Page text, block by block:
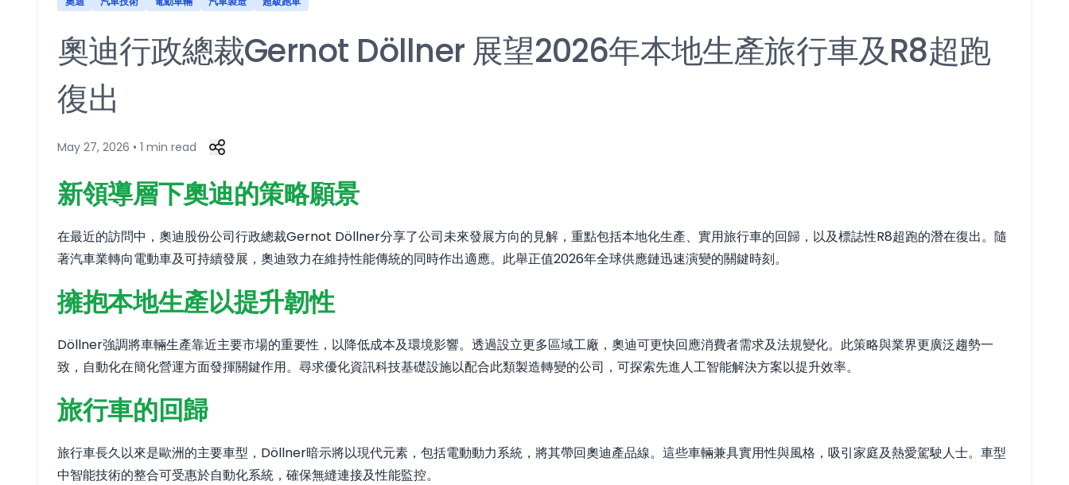
奧迪行政總裁Gernot Döllner 展望2026年本地生產旅行車及R8超跑
復出
May 27, 2026 • 1 min read
新領導層下奧迪的策略願景
在最近的訪問中，奧迪股份公司行政總裁Gernot Döllner分享了公司未來發展方向的見解，重點包括本地化生產、實用旅行車的回歸，以及標誌性R8超跑的潛在復出。隨
著汽車業轉向電動車及可持續發展，奧迪致力在維持性能傳統的同時作出適應。此舉正值2026年全球供應鏈迅速演變的關鍵時刻。
擁抱本地生產以提升韌性
Döllner強調將車輛生產靠近主要市場的重要性，以降低成本及環境影響。透過設立更多區域工廠，奧迪可更快回應消費者需求及法規變化。此策略與業界更廣泛趨勢一
致，自動化在簡化營運方面發揮關鍵作用。尋求優化資訊科技基礎設施以配合此類製造轉變的公司，可探索先進人工智能解決方案以提升效率。
旅行車的回歸
旅行車長久以來是歐洲的主要車型，Döllner暗示將以現代元素，包括電動動力系統，將其帶回奧迪產品線。這些車輛兼具實用性與風格，吸引家庭及熱愛駕駛人士。車型
中智能技術的整合可受惠於自動化系統，確保無縫連接及性能監控。